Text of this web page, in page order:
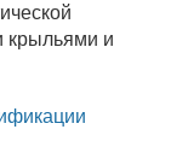
крыльями и